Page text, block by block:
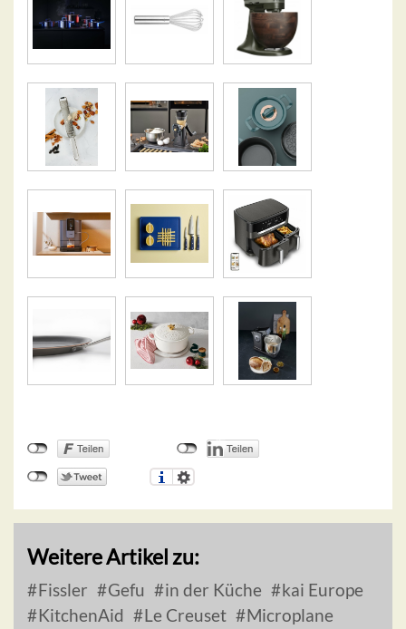
Weitere Artikel zu:
Fissler Gefu in der Küche
kai Europe
KitchenAid
Le Creuset
Microplane